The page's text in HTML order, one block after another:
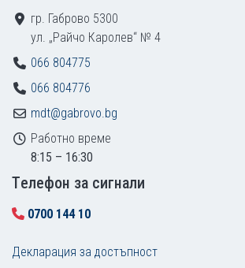
гр. Габрово 5300
ул. „Райчо Каролев“ № 4
066 804775
066 804776
mdt@gabrovo.bg
Работно време
8:15 – 16:30
Tелефон за сигнали
0700 144 10
Декларация за достъпност